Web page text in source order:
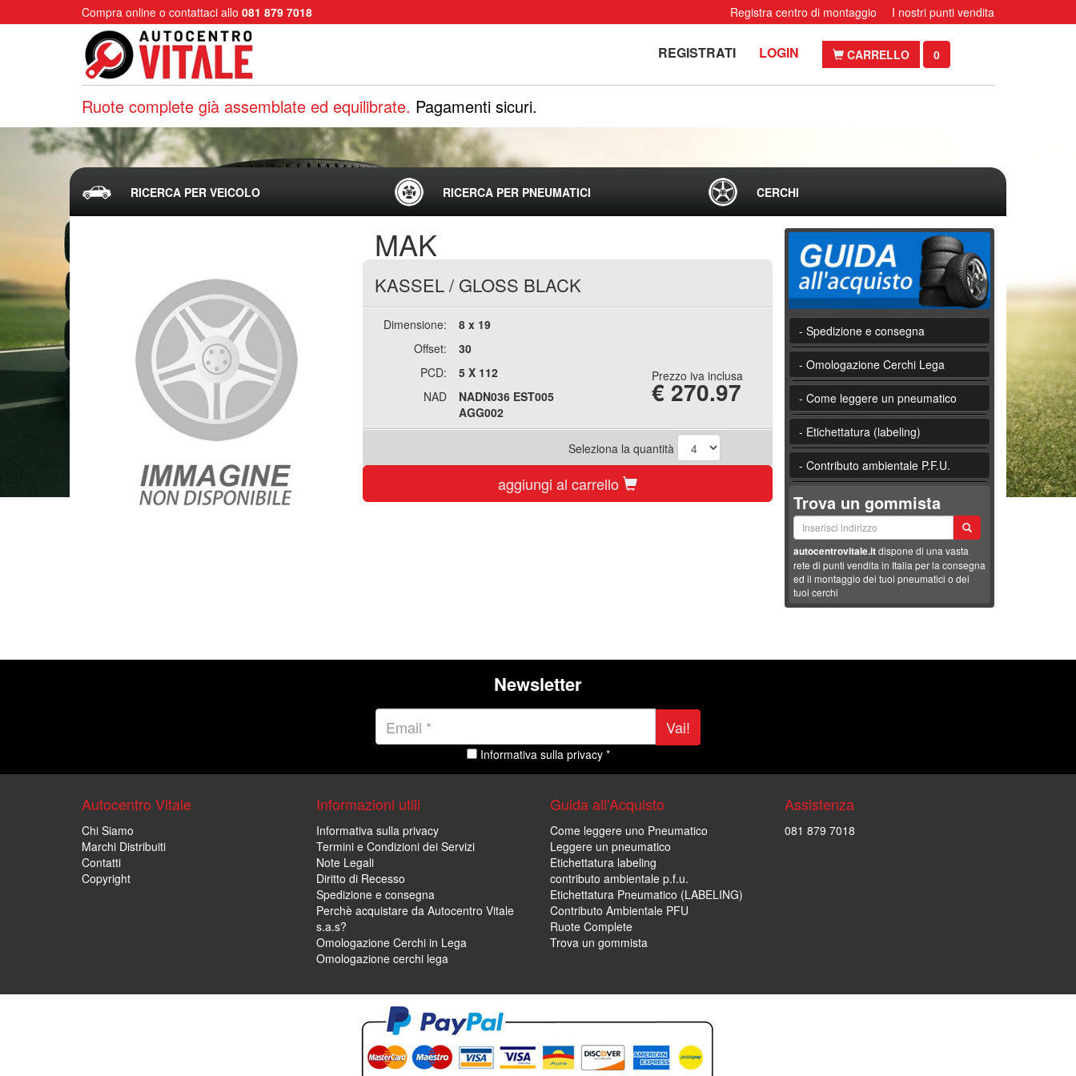
Compra online o contattaci allo 081 879 7018 Registra centro di montaggio I nostri punti vendita
REGISTRATI LOGIN CARRELLO 0
Ruote complete già assemblate ed equilibrate. Pagamenti sicuri.
RICERCA PER VEICOLO RICERCA PER PNEUMATICI CERCHI
MAK
KASSEL/ GLOSS BLACK
Dimensione:
8 x 19
Offset:
30
PCD:
5 X 112
NAD
NADN036 EST005
AGG002
Prezzo iva inclusa
€ 270.97
Seleziona la quantità
aggiungi al carrello
- Spedizione e consegna
- Omologazione Cerchi Lega
- Come leggere un pneumatico
- Etichettatura (labeling)
- Contributo ambientale P.F.U.
Trova un gommista
autocentrovitale.itdispone di una vasta
rete di punti vendita in Italia per la consegna
ed il montaggio dei tuoi pneumatici o dei
tuoi cerchi
Newsletter
Vai!
Informativa sulla privacy *
Autocentro Vitale
Chi Siamo
Marchi Distribuiti
Contatti
Copyright
Informazioni utili
Informativa sulla privacy
Termini e Condizioni dei Servizi
Note Legali
Diritto di Recesso
Spedizione e consegna
Perchè acquistare da Autocentro Vitale
s.a.s?
Omologazione Cerchi in Lega
Omologazione cerchi lega
Guida all'Acquisto
Come leggere uno Pneumatico
Leggere un pneumatico
Etichettatura labeling
contributo ambientale p.f.u.
Etichettatura Pneumatico (LABELING)
Contributo Ambientale PFU
Ruote Complete
Trova un gommista
Assistenza
081 879 7018